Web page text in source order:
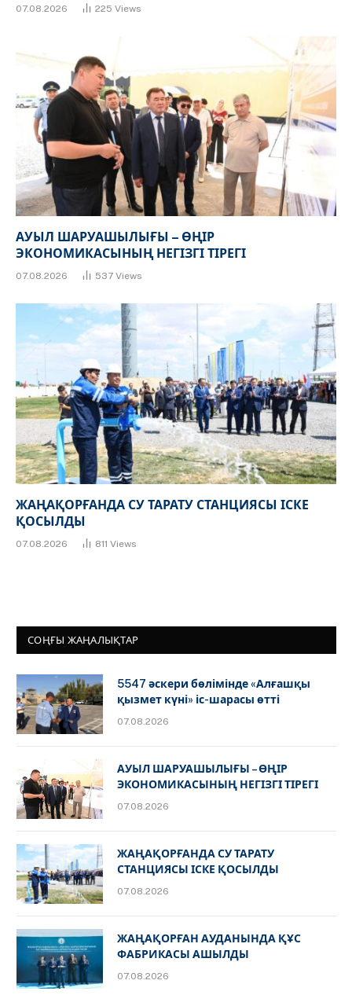
07.08.2026 225 Views
АУЫЛ ШАРУАШЫЛЫҒЫ – ӨҢІР
ЭКОНОМИКАСЫНЫҢ НЕГІЗГІ ТІРЕГІ
07.08.2026 537 Views
ЖАҢАҚОРҒАНДА СУ ТАРАТУ СТАНЦИЯСЫ ІСКЕ
ҚОСЫЛДЫ
07.08.2026 811 Views
СОҢҒЫ ЖАҢАЛЫҚТАР
5547 әскери бөлімінде «Алғашқы
қызмет күні» іс-шарасы өтті
07.08.2026
АУЫЛ ШАРУАШЫЛЫҒЫ – ӨҢІР
ЭКОНОМИКАСЫНЫҢ НЕГІЗГІ ТІРЕГІ
07.08.2026
ЖАҢАҚОРҒАНДА СУ ТАРАТУ
СТАНЦИЯСЫ ІСКЕ ҚОСЫЛДЫ
07.08.2026
ЖАҢАҚОРҒАН АУДАНЫНДА ҚҰС
ФАБРИКАСЫ АШЫЛДЫ
07.08.2026